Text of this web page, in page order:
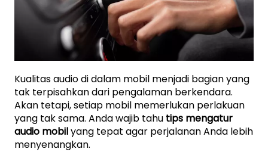
Kualitas audio di dalam mobil menjadi bagian yang
tak terpisahkan dari pengalaman berkendara.
Akan tetapi, setiap mobil memerlukan perlakuan
yang tak sama. Anda wajib tahu tips mengatur
audio mobil yang tepat agar perjalanan Anda lebih
menyenangkan.